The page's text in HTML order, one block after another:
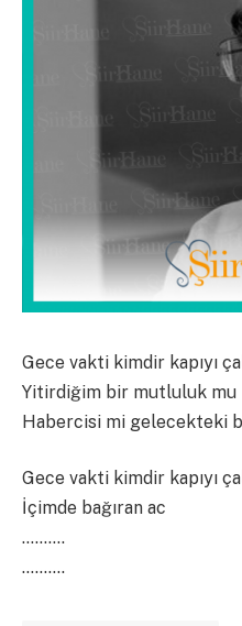
Gece vakti kimdir kapıyı
Yitirdiğim bir mutluluk mu
Habercisi mi gelecekteki
Gece vakti kimdir kapıyı
İçimde bağıran ac
……….
……….